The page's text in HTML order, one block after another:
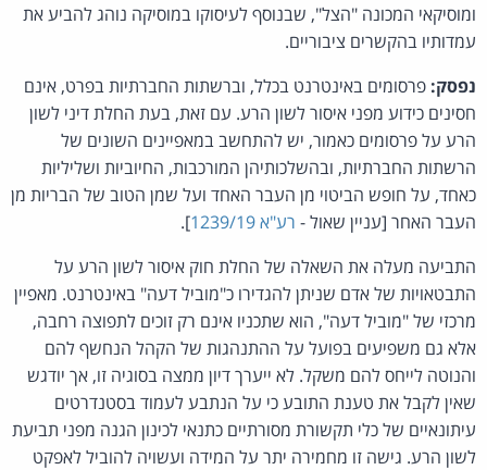
ומוסיקאי המכונה "הצל", שבנוסף לעיסוקו במוסיקה נוהג להביע את
עמדותיו בהקשרים ציבוריים.
נפסק: פרסומים באינטרנט בכלל, וברשתות החברתיות בפרט, אינם
חסינים כידוע מפני איסור לשון הרע. עם זאת, בעת החלת דיני לשון
הרע על פרסומים כאמור, יש להתחשב במאפיינים השונים של
הרשתות החברתיות, ובהשלכותיהן המורכבות, החיוביות ושליליות
כאחד, על חופש הביטוי מן העבר האחד ועל שמן הטוב של הבריות מן
העבר האחר [עניין שאול - רע"א 1239/19
].
התביעה מעלה את השאלה של החלת חוק איסור לשון הרע על
התבטאויות של אדם שניתן להגדירו כ"מוביל דעה" באינטרנט. מאפיין
מרכזי של "מוביל דעה", הוא שתכניו אינם רק זוכים לתפוצה רחבה,
אלא גם משפיעים בפועל על ההתנהגות של הקהל הנחשף להם
והנוטה לייחס להם משקל. לא ייערך דיון ממצה בסוגיה זו, אך יודגש
שאין לקבל את טענת התובע כי על הנתבע לעמוד בסטנדרטים
עיתונאיים של כלי תקשורת מסורתיים כתנאי לכינון הגנה מפני תביעת
לשון הרע. גישה זו מחמירה יתר על המידה ועשויה להוביל לאפקט